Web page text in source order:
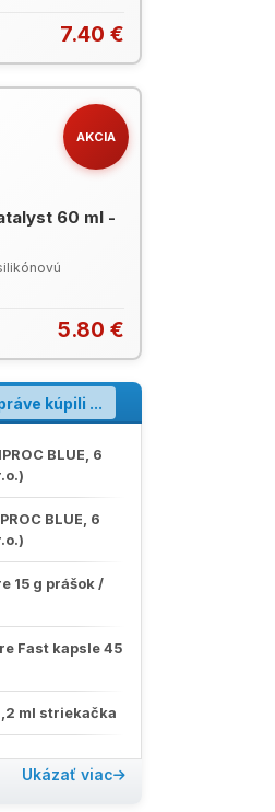
aparáty a
povrchy, nové
tak rýchlo.
podporuje
7.40 €
AKCIA
60 ml -
5.80 €
kúpili ...
BLUE, 6
BLUE, 6
15 g prášok /
Fast kapsle 45
ml striekačka
Ukázať viac